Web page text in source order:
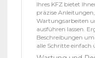
Ihres KFZ bietet
präzise
Wartungsarbeiten
ausführen lassen.
Beschreibungen
alle Schritte einfach